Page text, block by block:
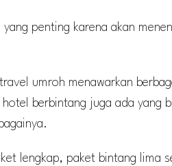
yang penting karena akan
umroh menawarkan
berbintang juga ada yang
lengkap, paket bintang lima